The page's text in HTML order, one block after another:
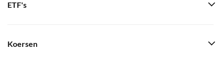
ETF's
Koersen